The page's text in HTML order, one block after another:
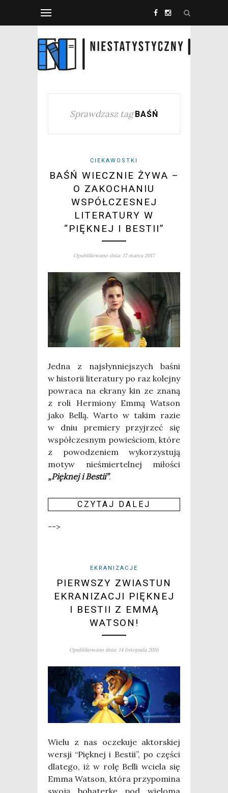
Sprawdzasz tag BAŚŃ
CIEKAWOSTKI
BAŚŃ WIECZNIE ŻYWA –
O ZAKOCHANIU
WSPÓŁCZESNEJ
LITERATURY W
“PIĘKNEJ I BESTII”
Opublikowano dnia: 17 marca 2017
Jed­na z naj­słyn­niej­szych baśni
w histo­rii lite­ra­tu­ry po raz kolej­ny
powra­ca na ekra­ny kin ze zna­ną
z roli Her­mio­ny Emmą Wat­son
jako Bel­lą. War­to w takim razie
w dniu pre­mie­ry przyj­rzeć się
współ­cze­snym powie­ściom, któ­re
z powo­dze­niem wyko­rzy­stu­ją
motyw nie­śmier­tel­nej miło­ści
„Pięk­nej i Bestii”.
CZY­TAJ DALEJ
-->
EKRANIZACJE
PIERWSZY ZWIASTUN
EKRANIZACJI PIĘKNEJ
I BESTII Z EMMĄ
WATSON!
Opublikowano dnia: 14 listopada 2016
Wie­lu z nas ocze­ku­je aktor­skiej
wer­sji “Pięk­nej i Bestii”, po czę­ści
dla­te­go, iż w rolę Bel­li wcie­la się
Emma Wat­son, któ­ra przy­po­mi­na
swo­ją boha­ter­kę pod wie­lo­ma